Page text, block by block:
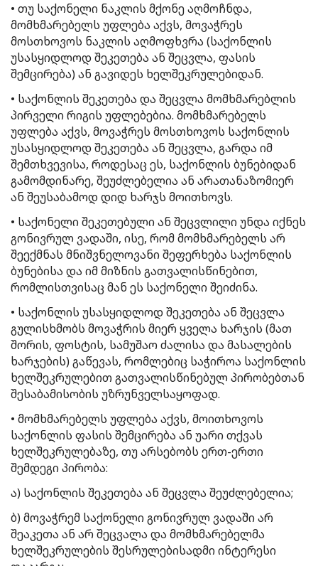
• თუ საქონელი ნაკლის მქონე აღმოჩნდა,
მომხმარებელს უფლება აქვს, მოვაჭრეს
მოსთხოვოს ნაკლის აღმოფხვრა (საქონლის
უსასყიდლოდ შეკეთება ან შეცვლა, ფასის
შემცირება) ან გავიდეს ხელშეკრულებიდან.
• საქონლის შეკეთება და შეცვლა მომხმარებლის
პირველი რიგის უფლებებია. მომხმარებელს
უფლება აქვს, მოვაჭრეს მოსთხოვოს საქონლის
უსასყიდლოდ შეკეთება ან შეცვლა, გარდა იმ
შემთხვევისა, როდესაც ეს, საქონლის ბუნებიდან
გამომდინარე, შეუძლებელია ან არათანაზომიერ
ან შეუსაბამოდ დიდ ხარჯს მოითხოვს.
• საქონელი შეკეთებული ან შეცვლილი უნდა იქნეს
გონივრულ ვადაში, ისე, რომ მომხმარებელს არ
შეექმნას მნიშვნელოვანი შეფერხება საქონლის
ბუნებისა და იმ მიზნის გათვალისწინებით,
რომლისთვისაც მან ეს საქონელი შეიძინა.
• საქონლის უსასყიდლოდ შეკეთება ან შეცვლა
გულისხმობს მოვაჭრის მიერ ყველა ხარჯის (მათ
შორის, ფოსტის, სამუშაო ძალისა და მასალების
ხარჯების) გაწევას, რომლებიც საჭიროა საქონლის
ხელშეკრულებით გათვალისწინებულ პირობებთან
შესაბამისობის უზრუნველსაყოფად.
• მომხმარებელს უფლება აქვს, მოითხოვოს
საქონლის ფასის შემცირება ან უარი თქვას
ხელშეკრულებაზე, თუ არსებობს ერთ-ერთი
შემდეგი პირობა:
ა) საქონლის შეკეთება ან შეცვლა შეუძლებელია;
ბ) მოვაჭრემ საქონელი გონივრულ ვადაში არ
შეაკეთა ან არ შეცვალა და მომხმარებელმა
ხელშეკრულების შესრულებისადმი ინტერესი